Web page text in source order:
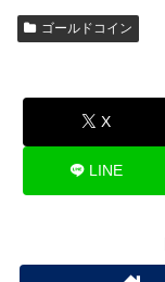
ゴールドコイン
X
LINE